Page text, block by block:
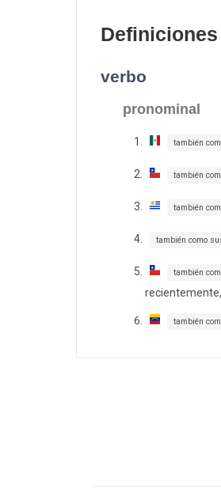
Definiciones
verbo
pronominal
también
también
también
también como
también
también